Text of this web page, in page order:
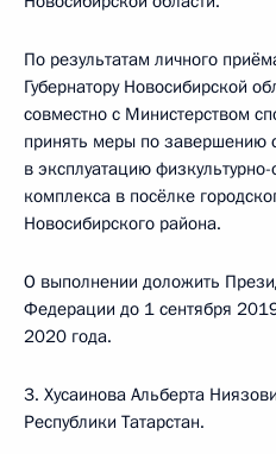
По результатам личного
Губернатору Новосибирской
совместно с Министерством
принять меры по завершению
в эксплуатацию
комплекса в посёлке
Новосибирского района.
О выполнении доложить
Федерации до 1 сентября
2020 года.
3. Хусаинова Альберта
Республики Татарстан.